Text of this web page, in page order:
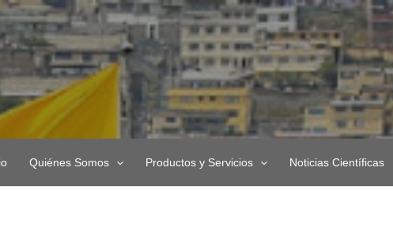
Quiénes Somos Productos y Servicios Noticias Científicas